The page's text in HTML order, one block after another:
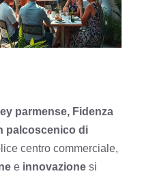
parmense, Fidenza
palcoscenico di
centro commerciale,
e innovazione si